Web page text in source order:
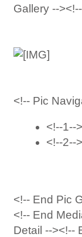
Gallery --
<!-- Pic
<!--1-->
<!--2-->
<!-- End Pic
<!-- End
Detail --><!--